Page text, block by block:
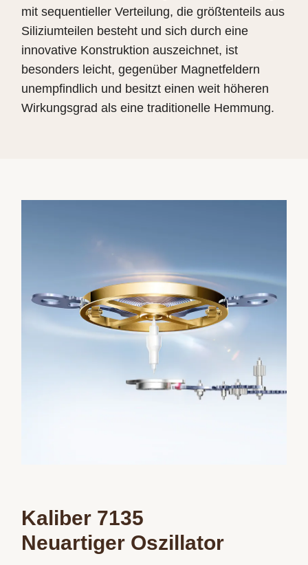
mit sequentieller Verteilung, die größtenteils aus
Siliziumteilen besteht und sich durch eine
innovative Konstruktion auszeichnet, ist
besonders leicht, gegenüber Magnetfeldern
unempfindlich und besitzt einen weit höheren
Wirkungsgrad als eine traditionelle Hemmung.
Kaliber 7135
Neuartiger Oszillator